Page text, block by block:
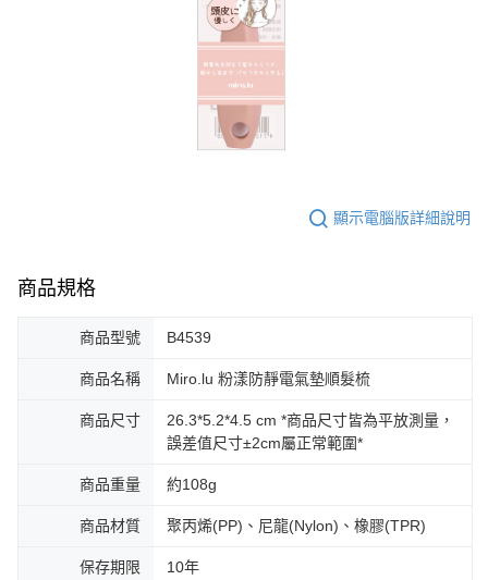
顯示電腦版詳細說明
商品規格
商品型號 B4539
商品名稱 Miro.lu 粉漾防靜電氣墊順髮梳
商品尺寸
26.3*5.2*4.5 cm *商品尺寸皆為平放測量，
誤差值尺寸±2cm屬正常範圍*
商品重量 約108g
商品材質 聚丙烯(PP)、尼龍(Nylon)、橡膠(TPR)
保存期限 10年